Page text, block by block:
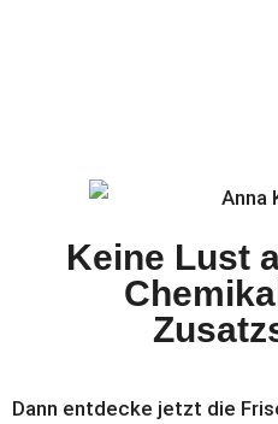
Keine Lust
Dann entdecke jetzt die